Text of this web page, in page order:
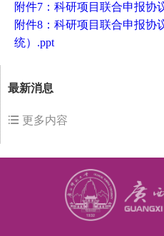
附件7：科研项目联合申报协
附件8：科研项目联合申报协
统）.ppt
最新消息
更多内容